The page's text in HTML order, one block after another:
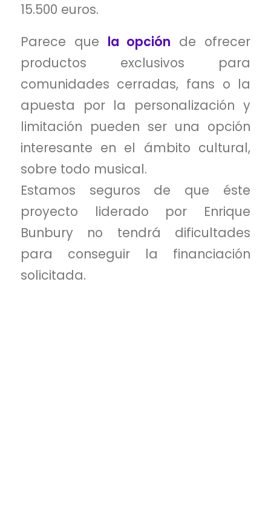
15.500 euros.
Parece que la opción de ofrecer
productos exclusivos para
comunidades cerradas, fans o la
apuesta por la personalización y
limitación pueden ser una opción
interesante en el ámbito cultural,
sobre todo musical.
Estamos seguros de que éste
proyecto liderado por Enrique
Bunbury no tendrá dificultades
para conseguir la financiación
solicitada.